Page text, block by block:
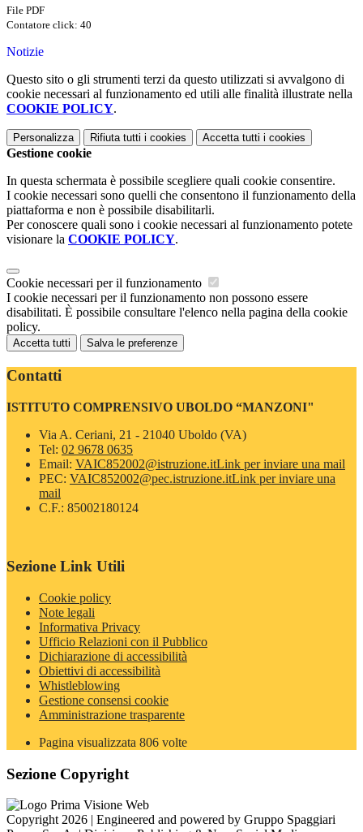
File PDF
Contatore click: 40
Notizie
Questo sito o gli strumenti terzi da questo utilizzati si avvalgono di
cookie necessari al funzionamento ed utili alle finalità illustrate nella
COOKIE POLICY.
Personalizza Rifiuta tutti i cookies Accetta tutti i cookies
Gestione cookie
In questa schermata è possibile scegliere quali cookie consentire.
I cookie necessari sono quelli che consentono il funzionamento della
piattaforma e non è possibile disabilitarli.
Per conoscere quali sono i cookie necessari al funzionamento potete
visionare la COOKIE POLICY.
Cookie necessari per il funzionamento
I cookie necessari per il funzionamento non possono essere
disabilitati. È possibile consultare l'elenco nella pagina della cookie
policy.
Accetta tutti Salva le preferenze
Contatti
ISTITUTO COMPRENSIVO UBOLDO “MANZONI"
Via A. Ceriani, 21 - 21040 Uboldo (VA)
Tel: 02 9678 0635
Email: VAIC852002@istruzione.itLink per inviare una mail
PEC: VAIC852002@pec.istruzione.itLink per inviare una
mail
C.F.: 85002180124
Sezione Link Utili
Cookie policy
Note legali
Informativa Privacy
Ufficio Relazioni con il Pubblico
Dichiarazione di accessibilità
Obiettivi di accessibilità
Whistleblowing
Gestione consensi cookie
Amministrazione trasparente
Pagina visualizzata 806 volte
Sezione Copyright
Copyright 2026 | Engineered and powered by Gruppo Spaggiari